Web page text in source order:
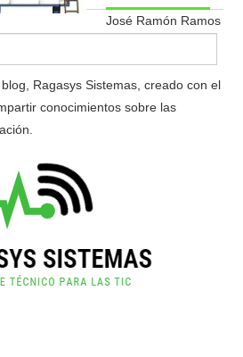
José Ramón Ramos
Ragasys Sistemas, creado con el
conocimientos sobre las